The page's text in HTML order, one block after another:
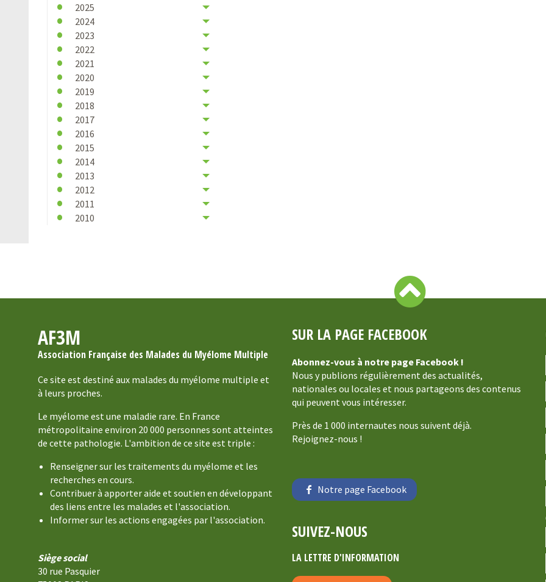
2025
2024
2023
2022
2021
2020
2019
2018
2017
2016
2015
2014
2013
2012
2011
2010
AF3M
Association Française des Malades du Myélome Multiple
Ce site est destiné aux malades du myélome multiple et
à leurs proches.
Le myélome est une maladie rare. En France
métropolitaine environ 20 000 personnes sont atteintes
de cette pathologie. L'ambition de ce site est triple :
Renseigner sur les traitements du myélome et les
recherches en cours.
Contribuer à apporter aide et soutien en développant
des liens entre les malades et l'association.
Informer sur les actions engagées par l'association.
Siège social
30 rue Pasquier
SUR LA PAGE FACEBOOK
Abonnez-vous à notre page Facebook !
Nous y publions régulièrement des actualités,
nationales ou locales et nous partageons des contenus
qui peuvent vous intéresser.
Près de 1 000 internautes nous suivent déjà.
Rejoignez-nous !
Notre page Facebook
SUIVEZ-NOUS
LA LETTRE D'INFORMATION